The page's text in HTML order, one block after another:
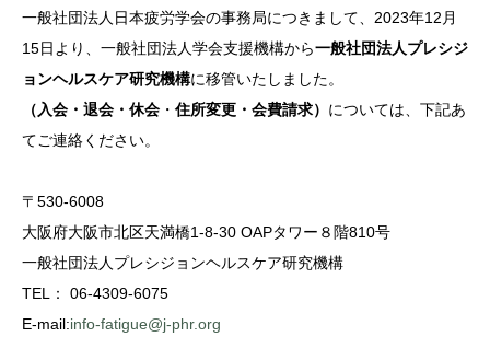
一般社団法人日本疲労学会の事務局につきまして、2023年12月
15日より、一般社団法人学会支援機構から一般社団法人プレシジ
ョンヘルスケア研究機構に移管いたしました。
（入会・退会・休会 ・ 住所変更・会費請求） については、下記あ
てご連絡ください。
〒530-6008
大阪府大阪市北区天満橋1-8-30 OAPタワー８階810号
一般社団法人プレシジョンヘルスケア研究機構
TEL： 06-4309-6075
E-mail:info-fatigue@j-phr.org